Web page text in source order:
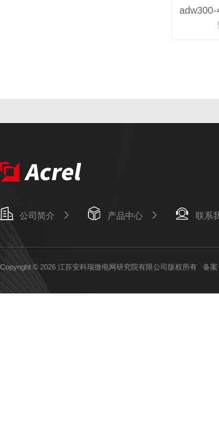
公司简介 产品中心 联系
Copyright © 2026 江苏安科瑞微电网研究院有限公司版权所有 备案